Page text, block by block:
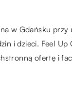
w Gdańsku przy
i dzieci. Feel Up
ofertę i